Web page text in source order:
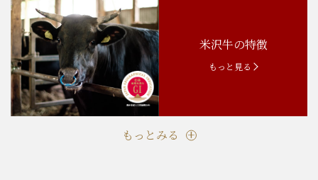
米沢牛の特徴
もっと見る
もっとみる